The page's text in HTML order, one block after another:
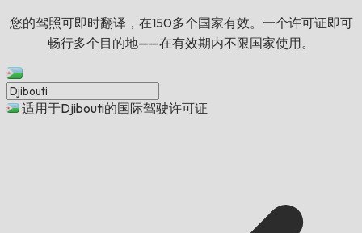
您的驾照可即时翻译，在150多个国家有效。一个许可证即可
畅行多个目的地——在有效期内不限国家使用。
适用于Djibouti的国际驾驶许可证